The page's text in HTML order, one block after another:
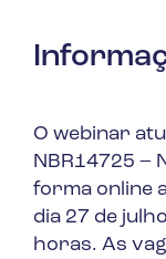
O webinar
NBR14725 –
forma online
dia 27 de
horas. As